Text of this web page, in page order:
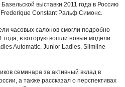
выставки 2011 года в Россию
Constant Ральф Симонс.
часовых салонов смогли подробно
года, в которую вошли новые модели
Automatic, Junior Ladies, Slimline
семинара за активный вклад в
а также рассказал о перспективах